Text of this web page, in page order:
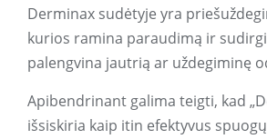
Derminax sudėtyje yra
kurios ramina paraudimą ir
palengvina jautrią ar uždegiminę
Apibendrinant galima teigti, kad
išsiskiria kaip itin efektyvus